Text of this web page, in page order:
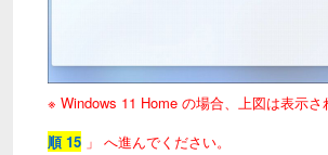
※ Windows 11 Home の場合、上図は表示さ
順 15 」 へ進んでください。